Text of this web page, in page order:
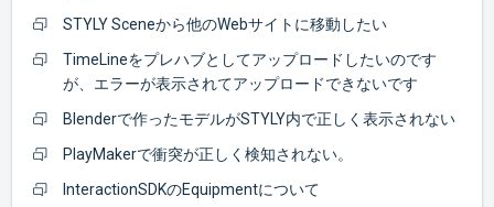
STYLY Sceneから他のWebサイトに移動したい
TimeLineをプレハブとしてアップロードしたいのです
が、エラーが表示されてアップロードできないです
Blenderで作ったモデルがSTYLY内で正しく表示されない
PlayMakerで衝突が正しく検知されない。
InteractionSDKのEquipmentについて